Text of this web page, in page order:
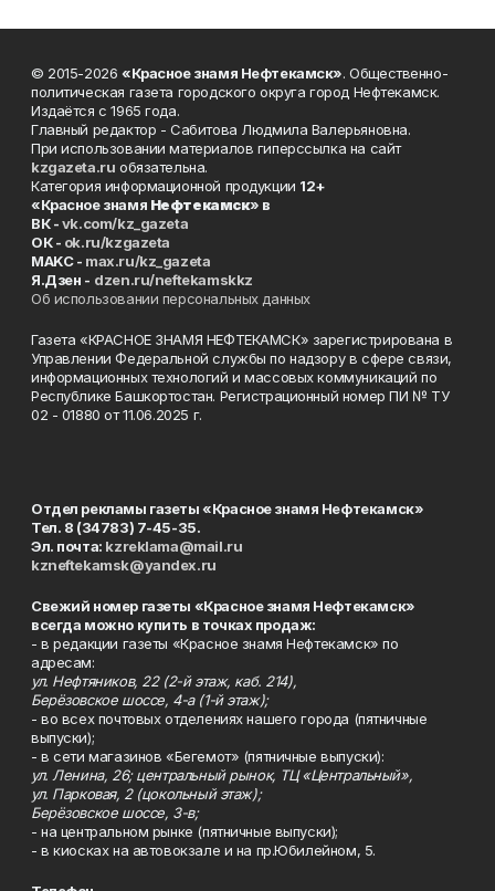
© 2015-2026 «Красное знамя Нефтекамск». Общественно-
политическая газета городского округа город Нефтекамск.
Издаётся с 1965 года.
Главный редактор - Сабитова Людмила Валерьяновна.
При использовании материалов гиперссылка на сайт
kzgazeta.ru обязательна.
Категория информационной продукции 12+
«Красное знамя Нефтекамск» в
ВК -vk.com/kz_gazeta
ОК - ok.ru/kzgazeta
MAKC - max.ru/kz_gazeta
Я.Дзен - dzen.ru/neftekamskkz
Об использовании персональных данных
Газета «КРАСНОЕ ЗНАМЯ НЕФТЕКАМСК» зарегистрирована в
Управлении Федеральной службы по надзору в сфере связи,
информационных технологий и массовых коммуникаций по
Республике Башкортостан. Регистрационный номер ПИ № ТУ
02 - 01880 от 11.06.2025 г.
Отдел рекламы газеты «Красное знамя Нефтекамск»
Тел. 8 (34783) 7-45-35.
Эл. почта: kzreklama@mail.ru
kzneftekamsk@yandex.ru
Свежий номер газеты «Красное знамя Нефтекамск»
всегда можно купить в точках продаж:
- в редакции газеты «Красное знамя Нефтекамск» по
адресам:
ул. Нефтяников, 22 (2-й этаж, каб. 214),
Берёзовское шоссе, 4-а (1-й этаж);
- во всех почтовых отделениях нашего города (пятничные
выпуски);
- в сети магазинов «Бегемот» (пятничные выпуски):
ул. Ленина, 26; центральный рынок, ТЦ «Центральный»,
ул. Парковая, 2 (цокольный этаж);
Берёзовское шоссе, 3-в;
- на центральном рынке (пятничные выпуски);
- в киосках на автовокзале и на пр.Юбилейном, 5.